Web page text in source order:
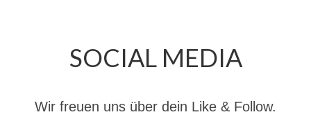
Dienstplan
SOCIAL MEDIA
Wir freuen uns über dein Like & Follow.